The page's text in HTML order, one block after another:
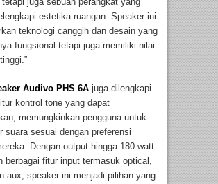
estetika ruangan. Speaker ini
teknologi canggih dan desain yang
fungsional tetapi juga memiliki nilai
Audivo PHS 6A juga dilengkapi
kontrol tone yang dapat
memungkinkan pengguna untuk
suara sesuai dengan preferensi
Dengan output hingga 180 watt
berbagai fitur input termasuk optical,
aux, speaker ini menjadi pilihan yang